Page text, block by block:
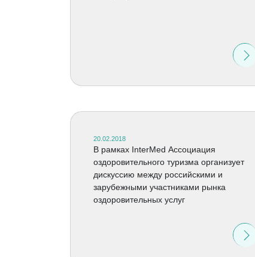
20.02.2018
В рамках InterMed Ассоциация
оздоровительного туризма организует
дискуссию между российскими и
зарубежными участниками рынка
оздоровительных услуг